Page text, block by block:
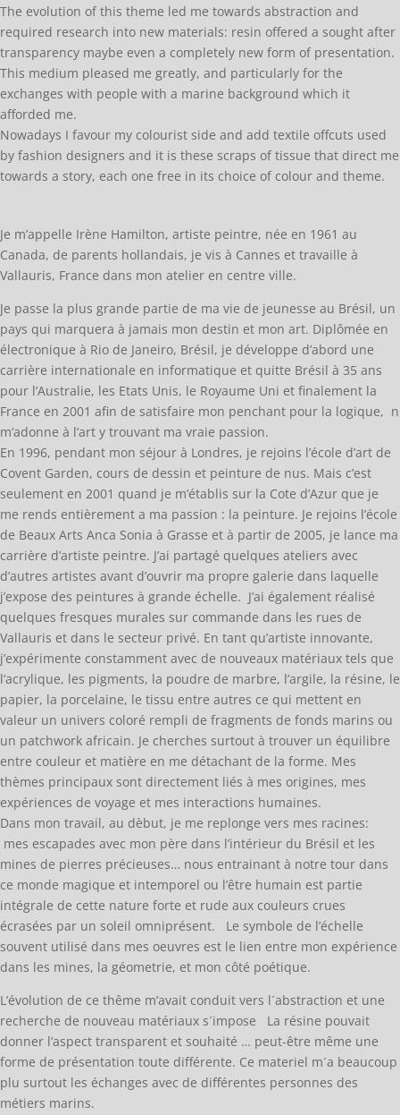
The evolution of this theme led me towards abstraction and
required research into new materials: resin offered a sought after
transparency maybe even a completely new form of presentation.
This medium pleased me greatly, and particularly for the
exchanges with people with a marine background which it
afforded me.
Nowadays I favour my colourist side and add textile offcuts used
by fashion designers and it is these scraps of tissue that direct me
towards a story, each one free in its choice of colour and theme.
Je m’appelle Irène Hamilton, artiste peintre, née en 1961 au
Canada, de parents hollandais, je vis à Cannes et travaille à
Vallauris, France dans mon atelier en centre ville.
Je passe la plus grande partie de ma vie de jeunesse au Brésil, un
pays qui marquera à jamais mon destin et mon art. Diplômée en
électronique à Rio de Janeiro, Brésil, je développe d’abord une
carrière internationale en informatique et quitte Brésil à 35 ans
pour l’Australie, les Etats Unis, le Royaume Uni et finalement la
France en 2001 afin de satisfaire mon penchant pour la logique, n
m’adonne à l’art y trouvant ma vraie passion.
En 1996, pendant mon séjour à Londres, je rejoins l’école d’art de
Covent Garden, cours de dessin et peinture de nus. Mais c’est
seulement en 2001 quand je m’établis sur la Cote d’Azur que je
me rends entièrement a ma passion : la peinture. Je rejoins l’école
de Beaux Arts Anca Sonia à Grasse et à partir de 2005, je lance ma
carrière d’artiste peintre. J’ai partagé quelques ateliers avec
d’autres artistes avant d’ouvrir ma propre galerie dans laquelle
j’expose des peintures à grande échelle. J’ai également réalisé
quelques fresques murales sur commande dans les rues de
Vallauris et dans le secteur privé. En tant qu’artiste innovante,
j’expérimente constamment avec de nouveaux matériaux tels que
l’acrylique, les pigments, la poudre de marbre, l’argile, la résine, le
papier, la porcelaine, le tissu entre autres ce qui mettent en
valeur un univers coloré rempli de fragments de fonds marins ou
un patchwork africain. Je cherches surtout à trouver un équilibre
entre couleur et matière en me détachant de la forme. Mes
thèmes principaux sont directement liés à mes origines, mes
expériences de voyage et mes interactions humaines.
Dans mon travail, au dèbut, je me replonge vers mes racines:
mes escapades avec mon père dans l’intérieur du Brésil et les
mines de pierres précieuses… nous entrainant à notre tour dans
ce monde magique et intemporel ou l’être humain est partie
intégrale de cette nature forte et rude aux couleurs crues
écrasées par un soleil omniprésent. Le symbole de l’échelle
souvent utilisé dans mes oeuvres est le lien entre mon expérience
dans les mines, la géometrie, et mon côté poétique.
L’évolution de ce thême m’avait conduit vers l´abstraction et une
recherche de nouveau matériaux s´impose La résine pouvait
donner l’aspect transparent et souhaité … peut-être même une
forme de présentation toute différente. Ce materiel m´a beaucoup
plu surtout les échanges avec de différentes personnes des
métiers marins.